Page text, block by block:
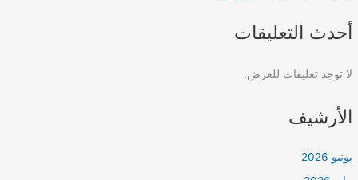
أحدث التعليقات
لا توجد تعليقات للعرض.
الأرشيف
يونيو 2026